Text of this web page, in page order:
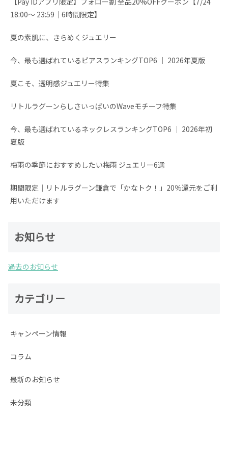
18:00～ 23:59│6時間限定】
夏の素肌に、きらめくジュエリー
今、最も選ばれているピアスランキングTOP6 │ 2026年夏版
夏こそ、透明感ジュエリー特集
リトルラグーンらしさいっぱいのWaveモチーフ特集
今、最も選ばれているネックレスランキングTOP6 │ 2026年初
夏版
梅雨の季節におすすめしたい梅雨 ジュエリー6選
期間限定│リトルラグーン鎌倉で「かなトク！」20％還元をご利
用いただけます
お知らせ
過去のお知らせ
カテゴリー
キャンペーン情報
コラム
最新のお知らせ
未分類